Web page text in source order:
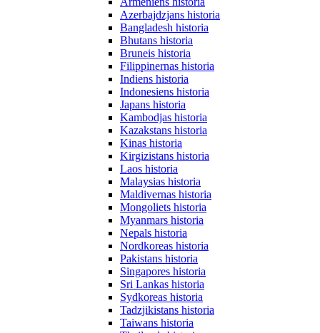
Azerbajdzjans historia
Bangladesh historia
Bhutans historia
Bruneis historia
Filippinernas historia
Indiens historia
Indonesiens historia
Japans historia
Kambodjas historia
Kazakstans historia
Kinas historia
Kirgizistans historia
Laos historia
Malaysias historia
Maldivernas historia
Mongoliets historia
Myanmars historia
Nepals historia
Nordkoreas historia
Pakistans historia
Singapores historia
Sri Lankas historia
Sydkoreas historia
Tadzjikistans historia
Taiwans historia